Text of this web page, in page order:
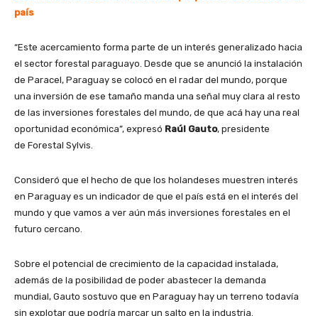
país
“Este acercamiento forma parte de un interés generalizado hacia
el sector forestal paraguayo. Desde que se anunció la instalación
de Paracel, Paraguay se colocó en el radar del mundo, porque
una inversión de ese tamaño manda una señal muy clara al resto
de las inversiones forestales del mundo, de que acá hay una real
oportunidad económica”, expresó Raúl Gauto, presidente
de Forestal Sylvis.
Consideró que el hecho de que los holandeses muestren interés
en Paraguay es un indicador de que el país está en el interés del
mundo y que vamos a ver aún más inversiones forestales en el
futuro cercano.
Sobre el potencial de crecimiento de la capacidad instalada,
además de la posibilidad de poder abastecer la demanda
mundial, Gauto sostuvo que en Paraguay hay un terreno todavía
sin explotar que podría marcar un salto en la industria.